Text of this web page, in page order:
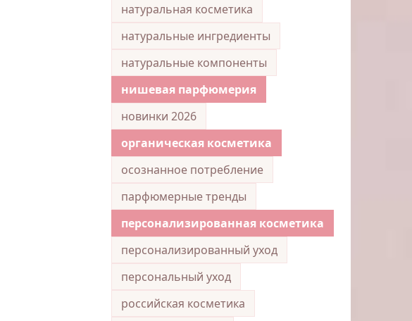
натуральная косметика
натуральные ингредиенты
натуральные компоненты
нишевая парфюмерия
новинки 2026
органическая косметика
осознанное потребление
парфюмерные тренды
персонализированная косметика
персонализированный уход
персональный уход
российская косметика